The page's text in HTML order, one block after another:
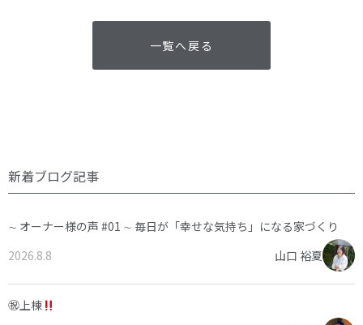
一覧へ戻る
新着ブログ記事
∼ オーナー様の声 #01 ∼ 毎日が「幸せな気持ち」になる家づくり
2026.8.8
山口 裕夏
㊗上棟